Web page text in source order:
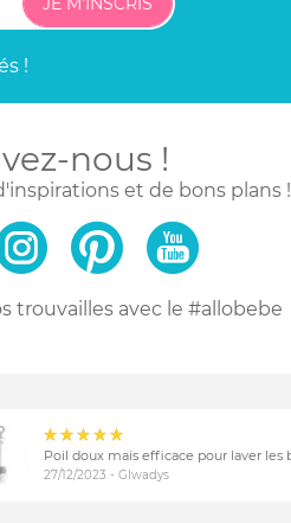
!
nous !
et de bons plans !
trouvaillesavec le #allobebe
27/12/2023 - Glwadys